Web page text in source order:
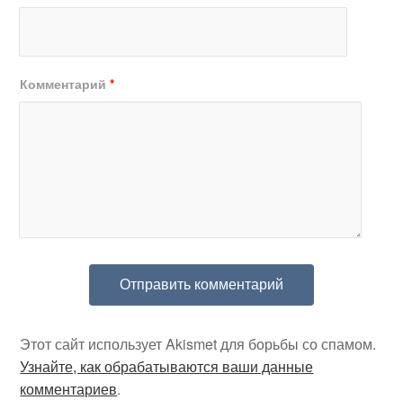
Комментарий*
Этот сайт использует Akismet для борьбы со спамом.
Узнайте, как обрабатываются ваши данные
комментариев.